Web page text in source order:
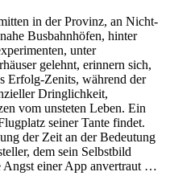
in der Provinz, an Nicht-
Busbahnhöfen, hinter
unter
gelehnt, erinnern sich,
Erfolg-Zenits, während der
Dringlichkeit,
vom unsteten Leben. Ein
seiner Tante findet.
der Zeit an der Bedeutung
dem sein Selbstbild
Angst einer App anvertraut …